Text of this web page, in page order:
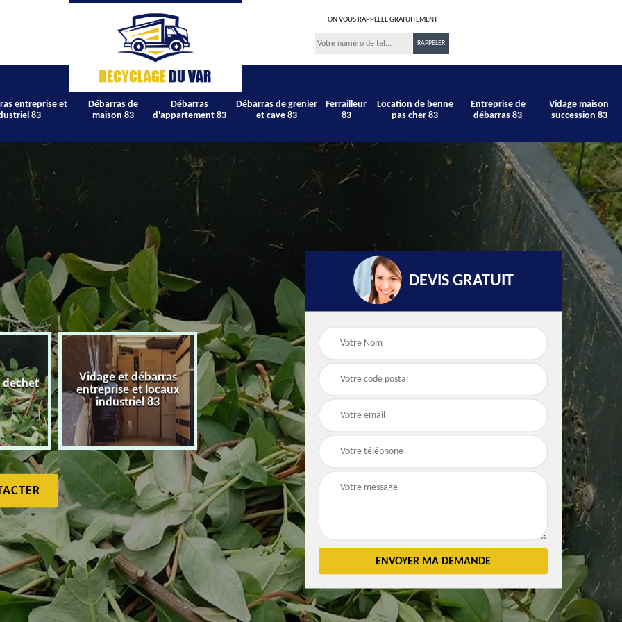
ON VOUS RAPPELLE GRATUITEMENT
entreprise et
83
Débarras de
maison 83
Débarras
d'appartement 83
Débarras de grenier
et cave 83
Ferrailleur
83
Location de benne
pas cher 83
Entreprise de
débarras 83
Vidage maison
succession 83
dechet
Vidage et débarras
entreprise et locaux
industriel 83
Débarras de maison 83
Débarras
d'appartement 83
Débarras de grenier et
cave 83
DEVIS GRATUIT